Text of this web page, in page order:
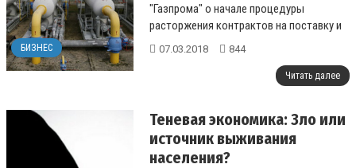
БИЗНЕС
"Газпрома" о начале процедуры
расторжения контрактов на поставку и
транзит газа с “Нафтогазом Украї...
07.03.2018 844
Читать далее
Теневая экономика: Зло или
источник выживания
населения?